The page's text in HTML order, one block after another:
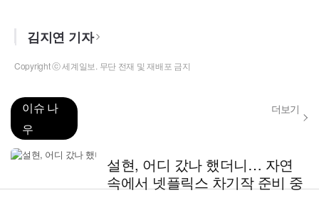
김지연 기자
Copyright ⓒ 세계일보. 무단 전재 및 재배포 금지
이슈 나
우
더보기
설현, 어디 갔나 했더니… 자연
속에서 넷플릭스 차기작 준비 중